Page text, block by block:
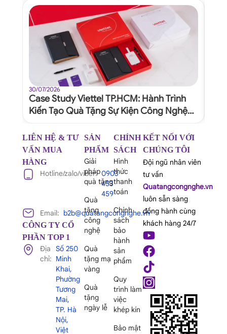
30/07/2026
Case Study Viettel TP.HCM: Hành Trình
Kiến Tạo Quà Tặng Sự Kiện Công Nghệ
LIÊN HỆ & TƯ
VẤN MUA
HÀNG
Hotline/zalo/viber: 0903
453
459
Email: b2b@quatangcongnghe.vn
CÔNG TY CỔ
PHẦN TOP 1
Địa
chỉ:
Số 250
Minh
Khai,
Phường
Tương
Mai,
TP. Hà
Nội,
Việt
SẢN
PHẨM
Giải
pháp
quà tặng
Quà
tặng
công
nghệ
Quà
tặng mạ
vàng
Quà
tặng
ngày lễ
CHÍNH
SÁCH
Hình
thức
thanh
toán
Chính
sách
bảo
hành
sản
phẩm
Quy
trình làm
việc
khép kín
Bảo mật
KẾT NỐI VỚI
CHÚNG TÔI
Đội ngũ nhân viên
tư vấn
Quatangcongnghe.vn
luôn sẵn sàng
đồng hành cùng
khách hàng 24/7